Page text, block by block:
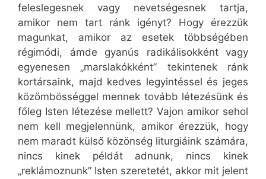
feleslegesnek vagy nevetségesnek tartja,
amikor nem tart ránk igényt? Hogy érezzük
magunkat, amikor az esetek többségében
régimódi, ámde gyanús radikálisokként vagy
egyenesen „marslakókként” tekintenek ránk
kortársaink, majd kedves legyintéssel és jeges
közömbösséggel mennek tovább létezésünk és
főleg Isten létezése mellett? Vajon amikor sehol
nem kell megjelennünk, amikor érezzük, hogy
nem maradt külső közönség liturgiáink számára,
nincs kinek példát adnunk, nincs kinek
„reklámoznunk” Isten szeretetét, akkor mit jelent